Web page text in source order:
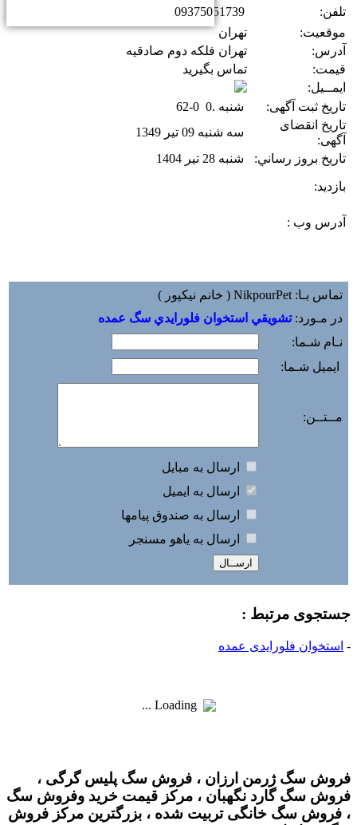
تلفن:
09375051739
موقعیت:
تهران
آدرس:
تهران فلکه دوم صادقیه
قیمت:
تماس بگیرید
ایمــیل:
تاریخ ثبت آگهی:
شنبه .0 0-62
تاریخ انقضای
آگهی:
سه شنبه 09 تیر 1349
تاريخ بروز رساني:
شنبه 28 تیر 1404
بازديد:
آدرس وب :‌
تماس بـا: NikpourPet ( خانم نیکپور )
در مـورد:تشويقي استخوان فلورايدي سگ عمده
نـام شـما:
ایمیل شـما:
مــتــن:
ارسال به مبايل
ارسال به ايميل
ارسال به صندوق پيامها
ارسال به ياهو مسنجر
جستجوی مرتبط :
- استخوان فلورایدی عمده
Loading ...
فروش سگ ژرمن ارزان ، فروش سگ پلیس گرگی ،
فروش سگ گارد نگهبان ، مرکز قیمت خرید وفروش سگ
، فروش سگ خانگی تربیت شده ، بزرگترین مرکز فروش